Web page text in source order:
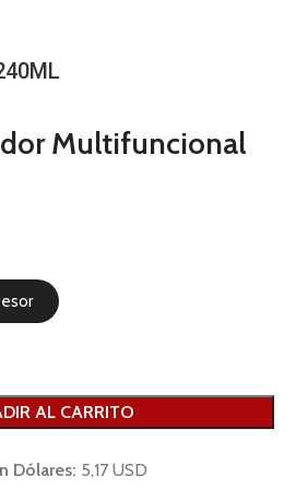
Multifuncional
AL CARRITO
Dólares: 5,17 USD